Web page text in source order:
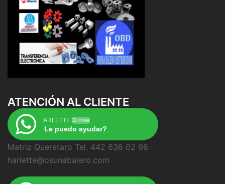
ATENCIÓN AL CLIENTE
ARLETTE En línea
Le puedo ayudar?
Matriz Queretaro Tel. 442 636 02 96
harlette@osunabalero.com